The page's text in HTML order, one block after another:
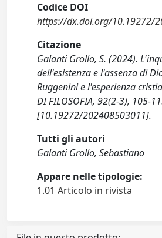
Codice DOI
https://dx.doi.org/10.19272/
Citazione
Galanti Grollo, S. (2024).
dell'esistenza e l'assenza di
Ruggenini e l'esperienza
DI FILOSOFIA, 92(2-3), 105-
[10.19272/202408503011].
Tutti gli autori
Galanti Grollo, Sebastiano
Appare nelle tipologie:
1.01 Articolo in rivista